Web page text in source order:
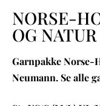
NORSE-
OG NATUR
Garnpakke Norse-
Neumann. Se alle